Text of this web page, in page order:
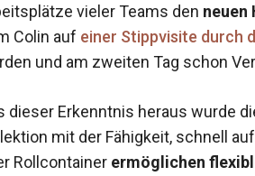
vieler Teams den neuen
Colin auf einer Stippvisite durch
und am zweiten Tag schon
dieser Erkenntnis heraus wurde
mit der Fähigkeit, schnell
Rollcontainer ermöglichen